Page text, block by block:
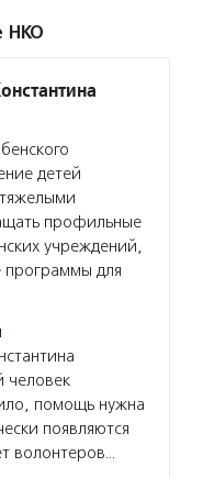
НКО
детей
профильные
учреждений,
программы для
человек
помощь нужна
появляются
волонтеров…